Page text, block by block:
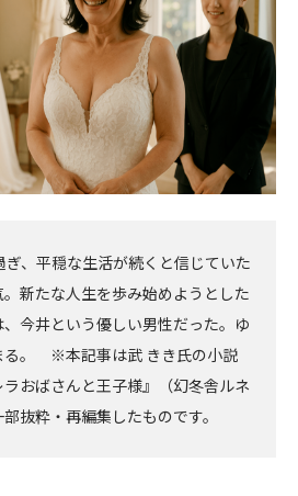
、平穏な生活が続くと信じていた
新たな人生を歩み始めようとした
今井という優しい男性だった。ゆ
る。 ※本記事は武 きき氏の小説
ラおばさんと王子様』（幻冬舎ルネ
抜粋・再編集したものです。